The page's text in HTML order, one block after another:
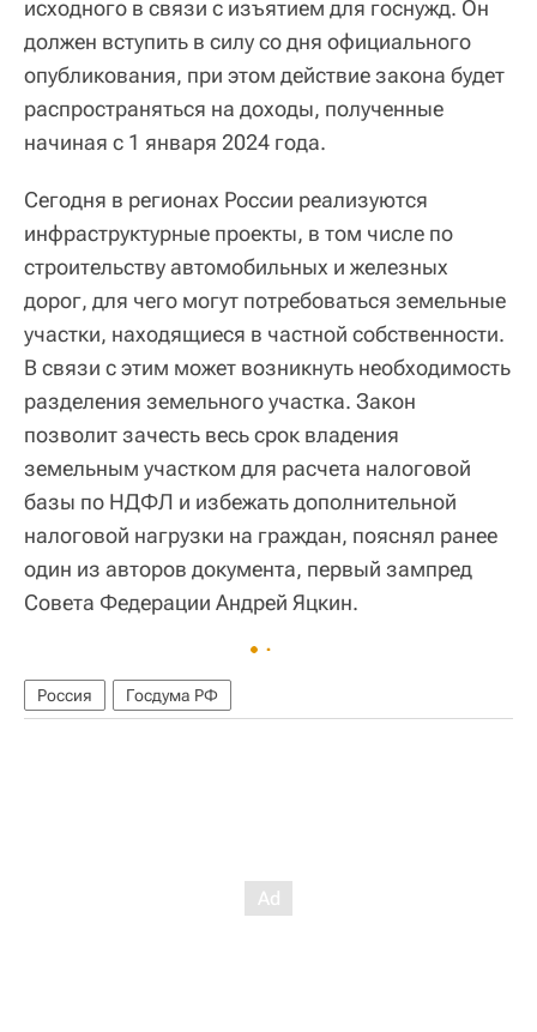
исходного в связи с изъятием для госнужд. Он
должен вступить в силу со дня официального
опубликования, при этом действие закона будет
распространяться на доходы, полученные
начиная с 1 января 2024 года.
Сегодня в регионах России реализуются
инфраструктурные проекты, в том числе по
строительству автомобильных и железных
дорог, для чего могут потребоваться земельные
участки, находящиеся в частной собственности.
В связи с этим может возникнуть необходимость
разделения земельного участка. Закон
позволит зачесть весь срок владения
земельным участком для расчета налоговой
базы по НДФЛ и избежать дополнительной
налоговой нагрузки на граждан, пояснял ранее
один из авторов документа, первый зампред
Совета Федерации Андрей Яцкин.
Россия Госдума РФ